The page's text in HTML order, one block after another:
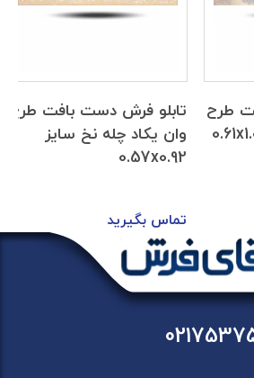
طرح
تابلو فرش دست بافت طرح
وان یکاد چله نخ سایز
0.57x0.92
تماس بگیرید